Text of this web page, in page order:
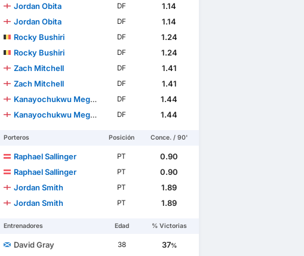
Jordan Obita
DF
1.14
Jordan Obita
DF
1.14
Rocky Bushiri
DF
1.24
Rocky Bushiri
DF
1.24
Zach Mitchell
DF
1.41
Zach Mitchell
DF
1.41
Kanayochukwu Megwa
DF
1.44
Kanayochukwu Megwa
DF 1.44
Porteros Posición Conce. / 90'
Raphael Sallinger PT
0.90
Raphael Sallinger
PT
0.90
Jordan Smith
PT
1.89
Jordan Smith
PT 1.89
Entrenadores Edad % Victorias
David Gray 38 37%